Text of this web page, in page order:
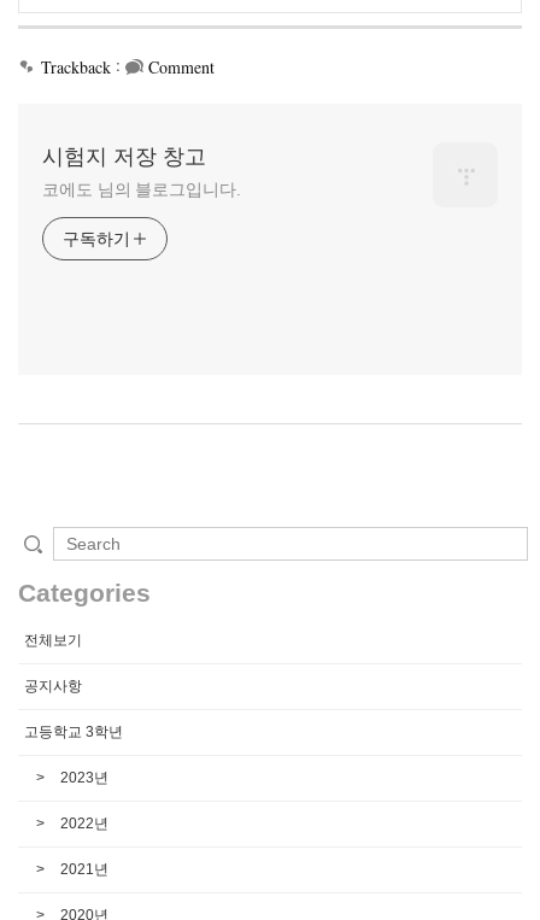
Trackback : Comment
시험지 저장 창고
코에도 님의 블로그입니다.
구독하기
Categories
전체보기
공지사항
고등학교 3학년
2023년
2022년
2021년
2020년